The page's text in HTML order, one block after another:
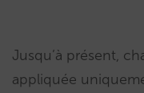
Jusqu’à présent,
appliquée